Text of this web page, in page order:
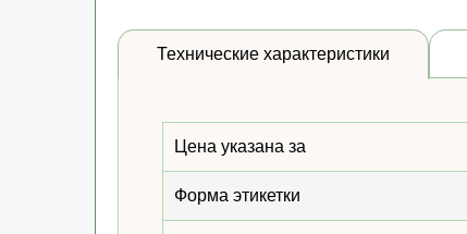
Технические характеристики
Цена указана за
Форма этикетки